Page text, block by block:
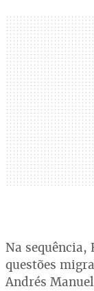
Na sequência,
questões
Andrés